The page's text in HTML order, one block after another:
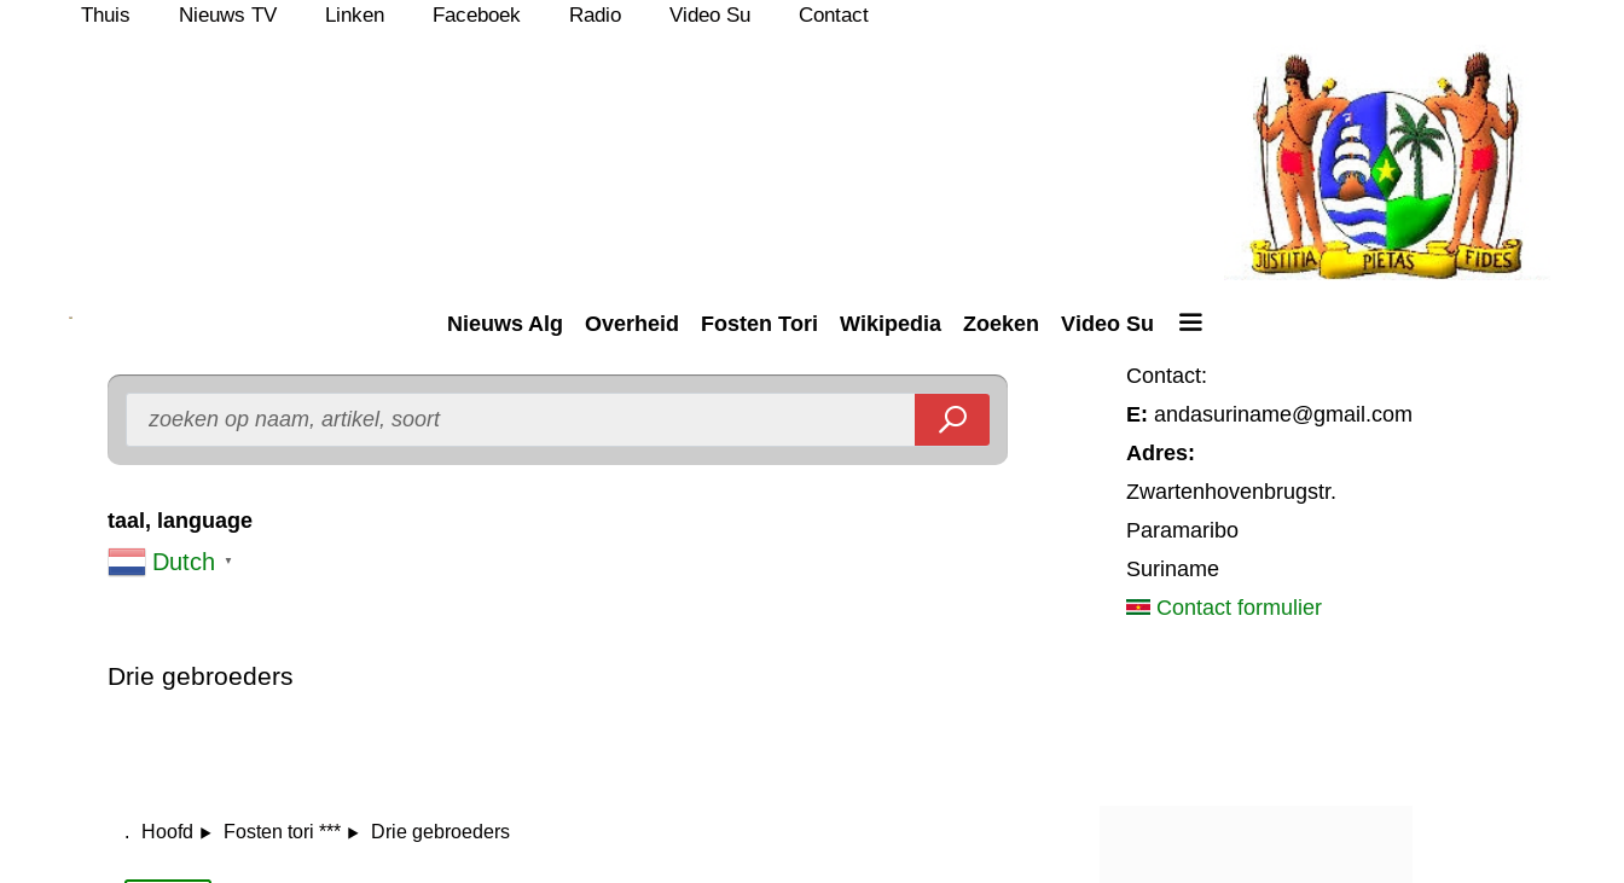
Thuis Nieuws TV Linken Faceboek Radio Video Su Contact
Nieuws Alg Overheid Fosten Tori Wikipedia Zoeken Video Su
taal, language
Dutch ▼
Drie gebroeders
. Hoofd Fosten tori *** Drie gebroeders
Contact:
E: andasuriname@gmail.com
Adres:
Zwartenhovenbrugstr.
Paramaribo
Suriname
Contact formulier